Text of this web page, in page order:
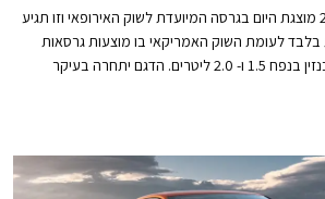
הונדה סיוויק החדשה 2022 מוצגת היום בגרסה המיועדת לשוק האירופאי וזו תגיע
לעומת השוק האמריקאי בו מוצעות גרסאות
האצ'בק וסדאן עם מנועי בנזין בנפח 1.5 ו- 2.0 ליטרים. הדגם יתחרה בעיקר